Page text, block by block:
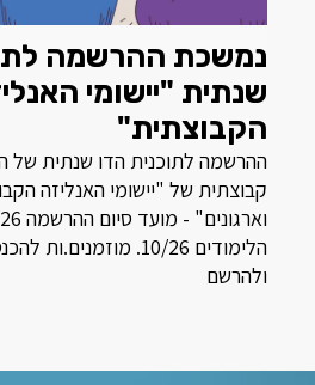
נמשכת ההרשמה
שנתית "יישומי
הקבוצתית"
ההרשמה לתוכנית הדו שנתית של
קבוצתית של "יישומי האנליזה
הלימודים 10/26.
ולהרשם